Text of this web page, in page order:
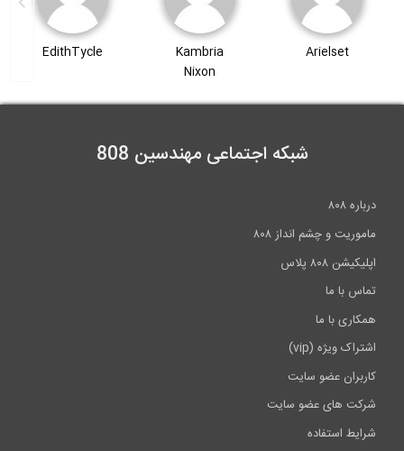
Arielset
Kambria
Nixon
EdithTycle
شبکه اجتماعی مهندسین 808
درباره ۸۰۸
ماموریت و چشم انداز ۸۰۸
اپلیکیشن ۸۰۸ پلاس
تماس با ما
همکاری با ما
اشتراک ویژه (vip)
کاربران عضو سایت
شرکت های عضو سایت
شرایط استفاده